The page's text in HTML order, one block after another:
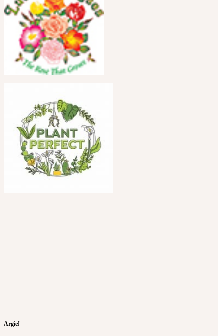
Argief